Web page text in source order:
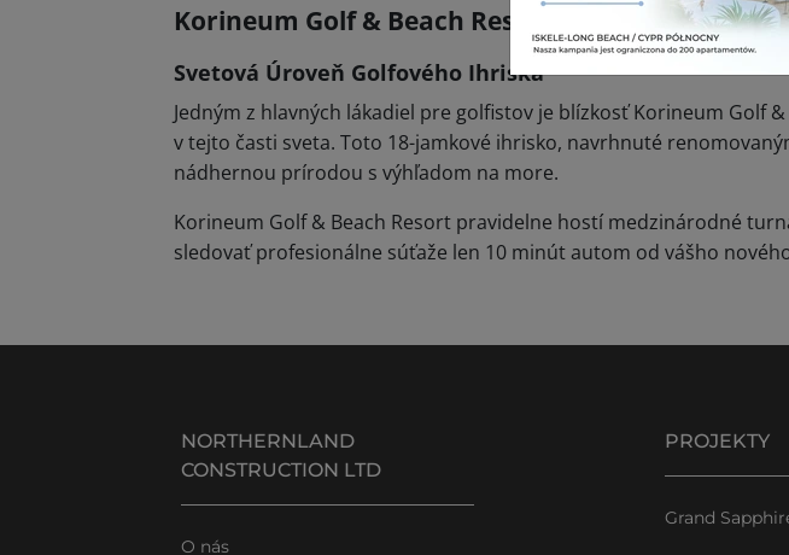
Korineum Golf & Beach Resort
Svetová Úroveň Golfového Ihriska
Jedným z hlavných lákadiel pre golfistov je blízkosť Korineum Golf
v tejto časti sveta. Toto 18-jamkové ihrisko, navrhnuté
nádhernou prírodou s výhľadom na more.
Korineum Golf & Beach Resort pravidelne hostí medzinárodné
sledovať profesionálne súťaže len 10 minút autom od vášho
NORTHERNLAND
CONSTRUCTION LTD
O nás
PROJEKTY
Grand